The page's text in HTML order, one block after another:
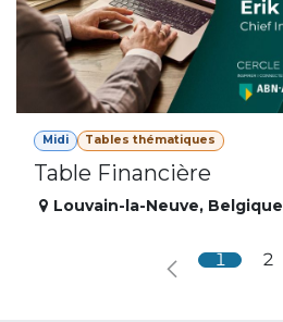
Midi Tables thématiques
Table Financière
Louvain-la-Neuve, Belgique
1 2